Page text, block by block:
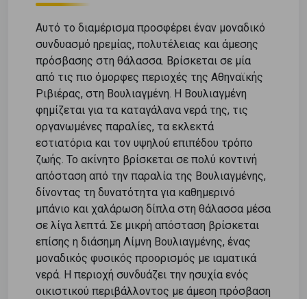
Αυτό το διαμέρισμα προσφέρει έναν μοναδικό
συνδυασμό ηρεμίας, πολυτέλειας και άμεσης
πρόσβασης στη θάλασσα. Βρίσκεται σε μία
από τις πιο όμορφες περιοχές της Αθηναϊκής
Ριβιέρας, στη Βουλιαγμένη. Η Βουλιαγμένη
φημίζεται για τα καταγάλανα νερά της, τις
οργανωμένες παραλίες, τα εκλεκτά
εστιατόρια και τον υψηλού επιπέδου τρόπο
ζωής. Το ακίνητο βρίσκεται σε πολύ κοντινή
απόσταση από την παραλία της Βουλιαγμένης,
δίνοντας τη δυνατότητα για καθημερινό
μπάνιο και χαλάρωση δίπλα στη θάλασσα μέσα
σε λίγα λεπτά. Σε μικρή απόσταση βρίσκεται
επίσης η διάσημη Λίμνη Βουλιαγμένης, ένας
μοναδικός φυσικός προορισμός με ιαματικά
νερά. Η περιοχή συνδυάζει την ησυχία ενός
οικιστικού περιβάλλοντος με άμεση πρόσβαση